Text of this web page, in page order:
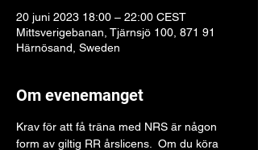
20 juni 2023 18:00 – 22:00 CEST
Mittsverigebanan, Tjärnsjö 100, 871 91
Härnösand, Sweden
Om evenemanget
Krav för att få träna med NRS är någon
form av giltig RR årslicens.  Om du köra